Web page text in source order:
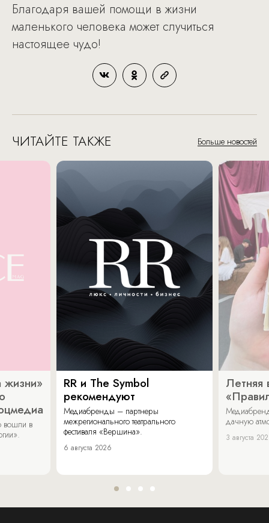
Благодаря вашей помощи в жизни
маленького человека может случиться
настоящее чудо!
ЧИТАЙТЕ ТАКЖЕ Больше новостей
жизни»
вошли в
RR и The Symbol
рекомендуют
Медиабренды – партнеры
межрегионального театрального
фестиваля «Вершина».
6 августа 2026
Летняя
дачную
3 августа